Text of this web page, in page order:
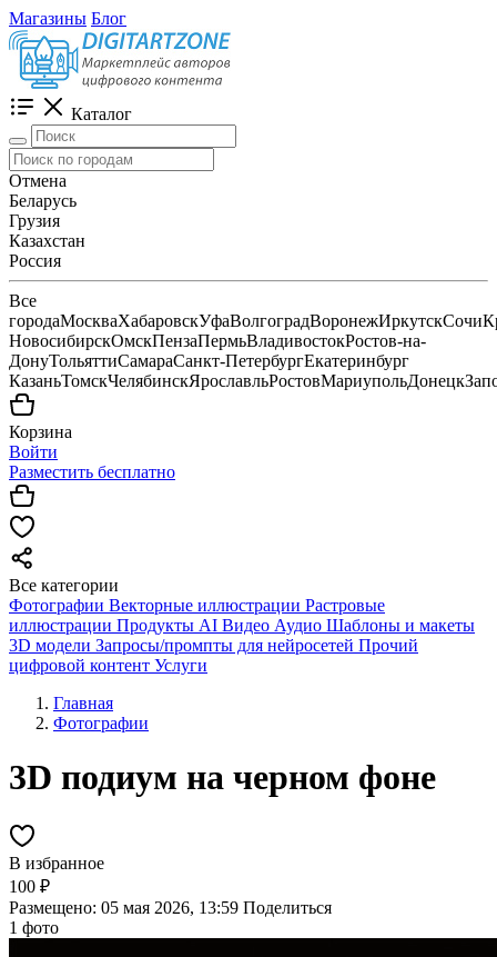
Магазины Блог
Каталог
Отмена
Беларусь
Грузия
Казахстан
Россия
Все
городаМоскваХабаровскУфаВолгоградВоронежИркутскСочи
НовосибирскОмскПензаПермьВладивостокРостов-на-
ДонуТольяттиСамараСанкт-ПетербургЕкатеринбург
КазаньТомскЧелябинскЯрославльРостовМариупольДонецк
Корзина
Войти
Разместить бесплатно
Все категории
Фотографии Векторные иллюстрации Растровые
иллюстрации Продукты AI Видео Аудио Шаблоны и макеты
3D модели Запросы/промпты для нейросетей Прочий
цифровой контент Услуги
Главная
Фотографии
3D подиум на черном фоне
В избранное
100 ₽
Размещено: 05 мая 2026, 13:59 Поделиться
1 фото